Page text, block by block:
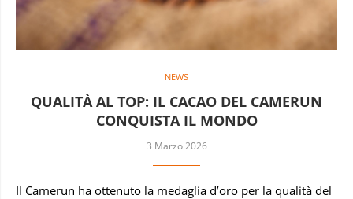
NEWS
QUALITÀ AL TOP: IL CACAO DEL CAMERUN
CONQUISTA IL MONDO
3 Marzo 2026
Il Camerun ha ottenuto la medaglia d’oro per la qualità del